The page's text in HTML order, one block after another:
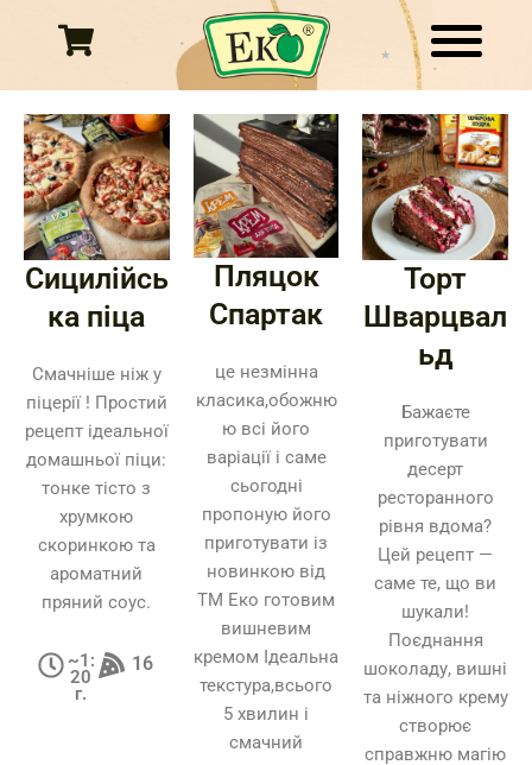
Сицилійсь
ка піца
Смачніше ніж у
піцерії ! Простий
рецепт ідеальної
домашньої піци:
тонке тісто з
хрумкою
скоринкою та
ароматний
пряний соус.
~1:
20
г.
16
Пляцок
Спартак
це незмінна
класика,обожню
ю всі його
варіації і саме
сьогодні
пропоную його
приготувати із
новинкою від
ТМ Еко готовим
вишневим
кремом Ідеальна
текстура,всього
5 хвилин і
смачний
Торт
Шварцвал
ьд
Бажаєте
приготувати
десерт
ресторанного
рівня вдома?
Цей рецепт —
саме те, що ви
шукали!
Поєднання
шоколаду, вишні
та ніжного крему
створює
справжню магію